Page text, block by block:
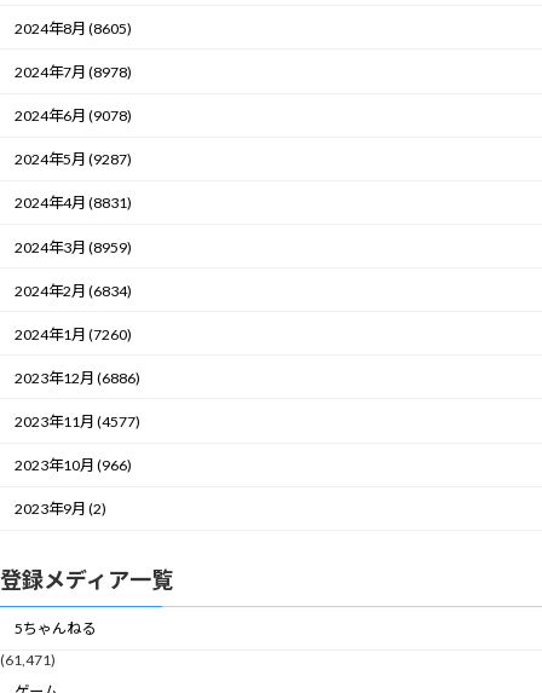
2024年8月 (8605)
2024年7月 (8978)
2024年6月 (9078)
2024年5月 (9287)
2024年4月 (8831)
2024年3月 (8959)
2024年2月 (6834)
2024年1月 (7260)
2023年12月 (6886)
2023年11月 (4577)
2023年10月 (966)
2023年9月 (2)
登録メディア一覧
5ちゃんねる
(61,471)